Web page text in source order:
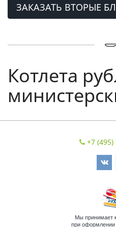
ЗАКАЗАТЬ ВТОРЫЕ
Котлета
+7
Мы принимает
при оформлении